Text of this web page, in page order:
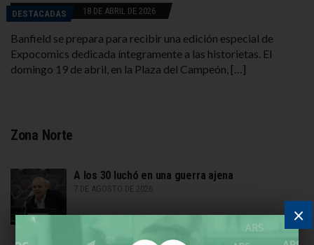
DESTACADAS 18 DE ABRIL DE 2026
Banfield se prepara para recibir una edición especial de
Expocomics dedicada íntegramente a las historietas. El
domingo 19 de abril, en la Plaza del Campeón, […]
Zona Norte
A los 30 luchó en una guerra ajena
7 DE AGOSTO DE 2026
×